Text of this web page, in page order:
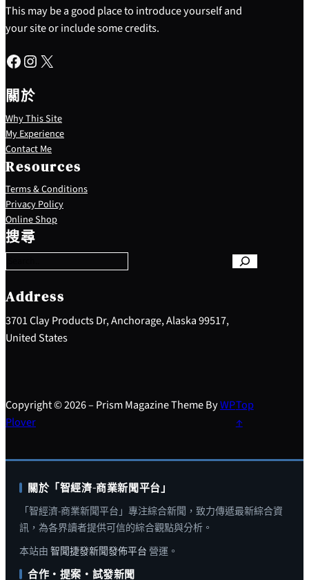
This may be a good place to introduce yourself and
your site or include some credits.
Facebook Instagram X
關於
Why This Site
My Experience
Contact Me
Resources
Terms & Conditions
Privacy Policy
Online Shop
搜尋
S
e
a
c
h
Address
3701 Clay Products Dr, Anchorage, Alaska 99517,
United States
Copyright © 2026 – Prism Magazine Theme ByWP
Plover
Top
↑
關於「智經濟-商業新聞平台」
「智經濟-商業新聞平台」專注綜合新聞，致力傳遞最新綜合資
訊，為各界讀者提供可信的綜合觀點與分析。
本站由 智聞捷發新聞發佈平台 營運。
合作・提案・試發新聞